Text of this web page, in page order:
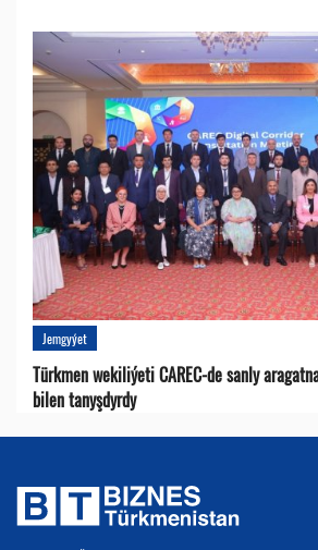
Jemgyýet
Türkmen wekiliýeti CAREC-de sanly
bilen tanyşdyrdy